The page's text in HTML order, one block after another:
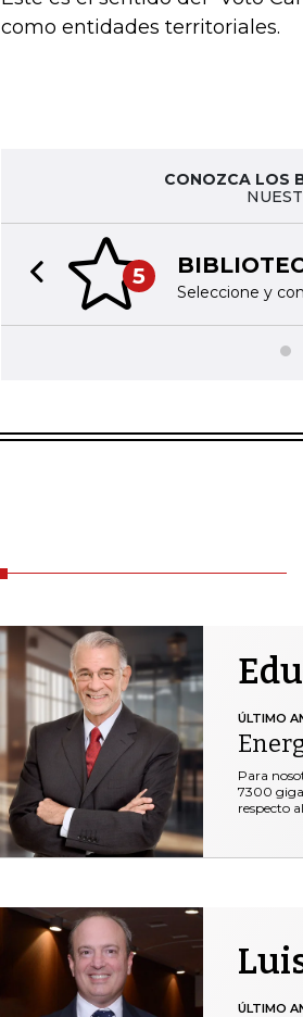
como entidades territoriales.
CONOZCA LOS
5
Seleccione y
Previous slide
ÚLTIMO
Para
7300
respecto
ÚLTIMO